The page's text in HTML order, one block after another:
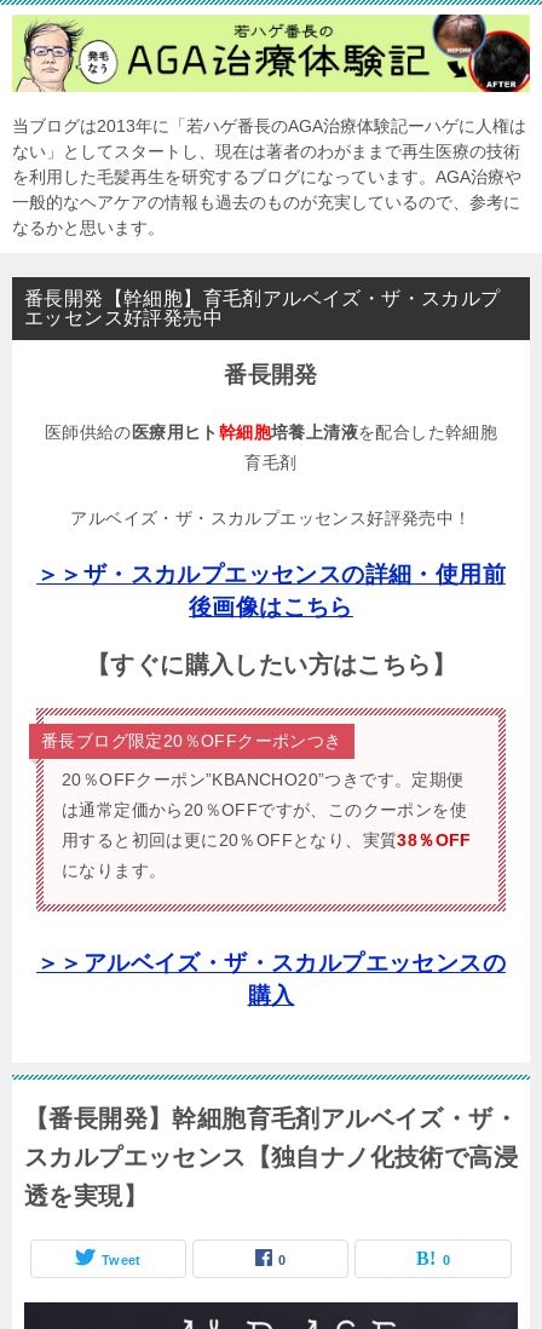
当ブログは2013年に「若ハゲ番長のAGA治療体験記ーハゲに人権は
ない」としてスタートし、現在は著者のわがままで再生医療の技術
を利用した毛髪再生を研究するブログになっています。AGA治療や
一般的なヘアケアの情報も過去のものが充実しているので、参考に
なるかと思います。
番長開発【幹細胞】育毛剤アルベイズ・ザ・スカルプ
エッセンス好評発売中
番長開発
医師供給の医療用ヒト 幹細胞培養上清液を配合した幹細胞
育毛剤
アルベイズ・ザ・スカルプエッセンス好評発売中！
＞＞ザ・スカルプエッセンスの詳細・使用前
後画像はこちら
【すぐに購入したい方はこちら】
番長ブログ限定20％OFFクーポンつき
20％OFFクーポン”KBANCHO20”つきです。 定期便
は通常定価から20％OFFですが、このクーポンを使
用すると初回は更に20％OFFとなり、実質38％OFF
になります。
＞＞アルベイズ・ザ・スカルプエッセンスの
購入
【番長開発】幹細胞育毛剤アルベイズ・ザ・
スカルプエッセンス【独自ナノ化技術で高浸
透を実現】
Tweet 0 0